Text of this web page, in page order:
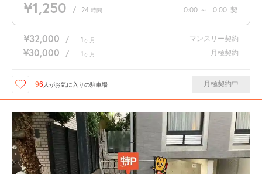
¥1,250 / 24 時間 0:00 ～ 0:00 契
¥32,000 / 1 ヶ月 マンスリー契約
¥30,000 / 1 ヶ月 月極契約
96 人がお気に入りの駐車場 月極契約中